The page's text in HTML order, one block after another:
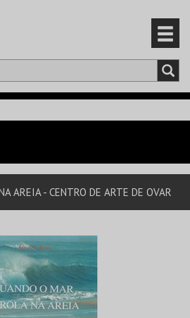
AREIA - CENTRO DE ARTE DE OVAR